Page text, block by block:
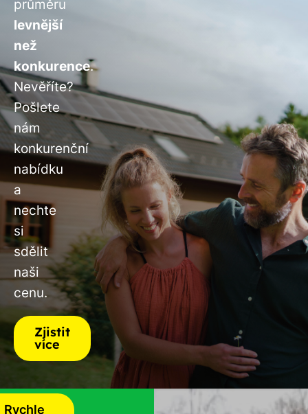
průměru
levnější
než
konkurence.
Nevěříte?
Pošlete
nám
konkurenční
nabídku
a
nechte
si
sdělit
naši
cenu.
Zjistit
více
Rychle